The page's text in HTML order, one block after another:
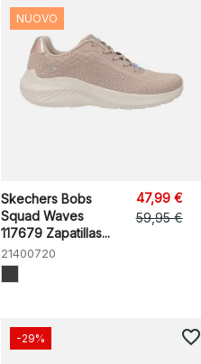
Skechers Bobs
Squad Waves
117679 Zapatillas...
21400720
47,99 €
59,95 €
NUOVO
-29% favorite_border